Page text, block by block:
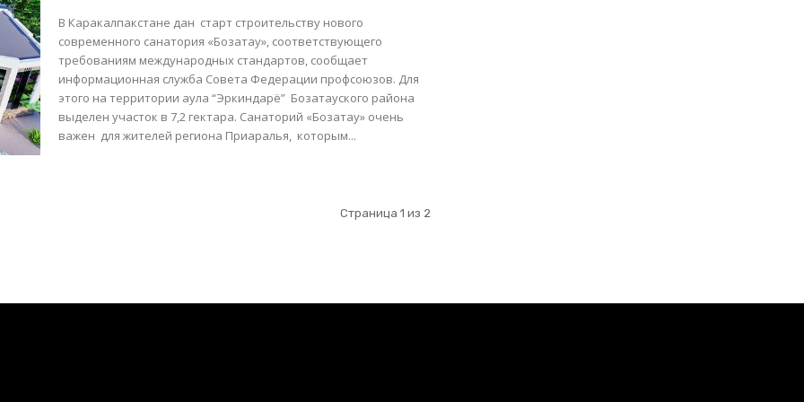
В Каракалпакстане дан старт строительству нового
современного санатория «Бозатау», соответствующего
требованиям международных стандартов, сообщает
информационная служба Совета Федерации профсоюзов. Для
этого на территории аула “Эркиндарё” Бозатауского района
выделен участок в 7,2 гектара. Санаторий «Бозатау» очень
важен для жителей региона Приаралья, которым...
Страница 1 из 2